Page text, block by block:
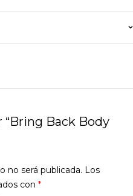
“Bring Back Body
no será publicada. Los
con *